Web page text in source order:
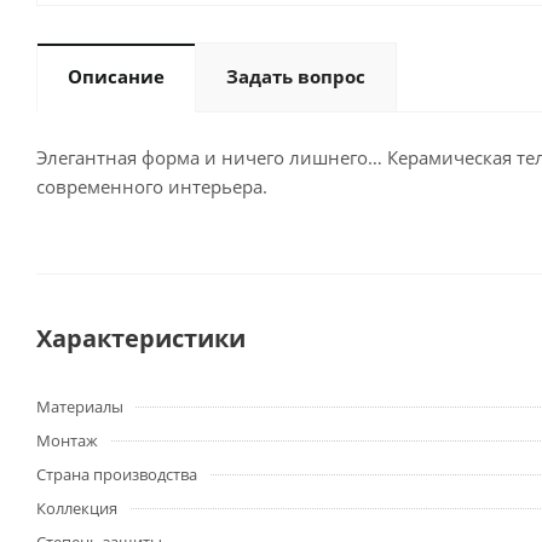
Описание Задать вопрос
Элегантная форма и ничего лишнего… Керамическая
современного интерьера.
Характеристики
Материалы
Монтаж
Страна производства
Коллекция